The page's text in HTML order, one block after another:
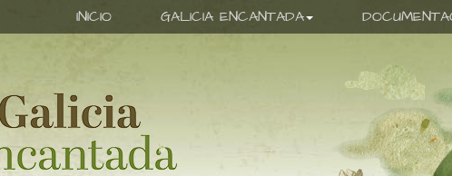
INICIO GALICIA ENCANTADA